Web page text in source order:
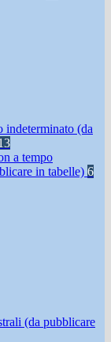
indeterminato (da
a tempo
in tabelle) 6
(da pubblicare